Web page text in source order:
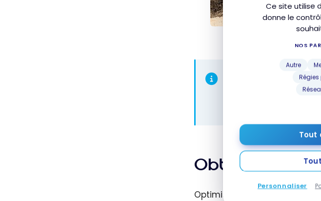
Ce site utilise
donne le
NOS
Autre
Tout
Personnaliser
Le saviez-vous ?
pour
avantages de votre
Obtenir des
Optimisez vos gains de points